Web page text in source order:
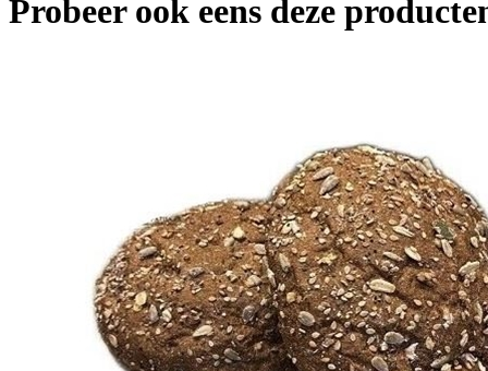
Probeer ook eens deze